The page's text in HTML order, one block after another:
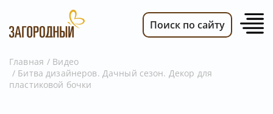
ВИДЕО
Поиск по сайту
Главная
Видео
Битва дизайнеров. Дачный сезон. Декор для
пластиковой бочки